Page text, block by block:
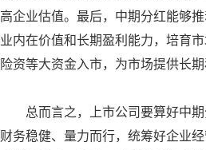
高企业估值。最后，中期分红能够
业内在价值和长期盈利能力，培育
险资等大资金入市，为市场提供长
总而言之，上市公司要算好中
财务稳健、量力而行，统筹好企业